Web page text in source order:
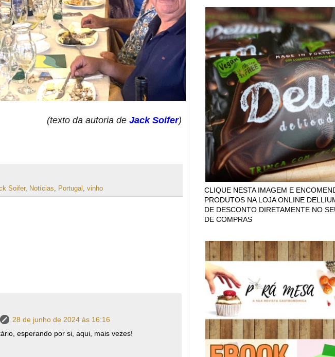
(texto da autoria de Jack Soifer)
Soifer, Notícias Portugal vinho
28 de junho de 2024 às 16:16
esperando por si, aqui, mais vezes!
CLIQUE NESTA IMAGEM E
PRODUTOS NA LOJA ONLINE
DE DESCONTO DIRETAMENTE NO
DE COMPRAS